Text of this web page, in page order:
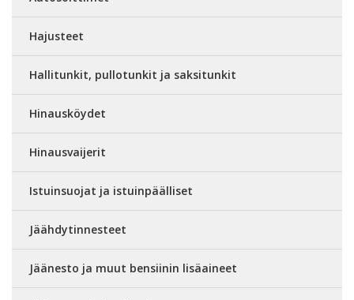
Hajusteet
Hallitunkit, pullotunkit ja saksitunkit
Hinausköydet
Hinausvaijerit
Istuinsuojat ja istuinpäälliset
Jäähdytinnesteet
Jäänesto ja muut bensiinin lisäaineet